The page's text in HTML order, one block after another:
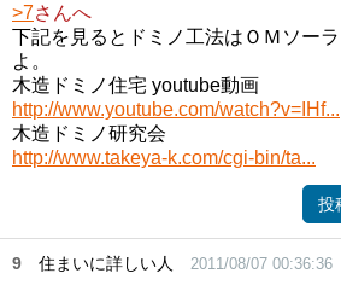
>7さんへ
下記を見るとドミノ工法はＯＭソー
よ。
木造ドミノ住宅 youtube動画
http://www.youtube.com/watch?v=IHf...
木造ドミノ研究会
http://www.takeya-k.com/cgi-bin/ta...
投
9 住まいに詳しい人 2011/08/07 00:36:36